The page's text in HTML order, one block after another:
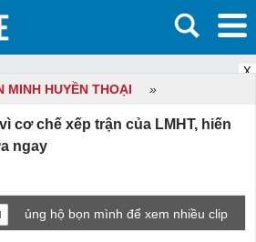
X
MINH HUYỀN THOẠI »
cơ chế xếp trận của LMHT, hiến
ngay
ủng hộ bọn mình để xem nhiều clip